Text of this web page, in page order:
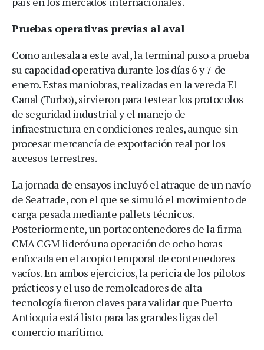
Pruebas operativas previas al aval
Como antesala a este aval, la terminal puso a prueba
su capacidad operativa durante los días 6 y 7 de
enero. Estas maniobras, realizadas en la vereda El
Canal (Turbo), sirvieron para testear los protocolos
de seguridad industrial y el manejo de
infraestructura en condiciones reales, aunque sin
procesar mercancía de exportación real por los
accesos terrestres.
La jornada de ensayos incluyó el atraque de un navío
de Seatrade, con el que se simuló el movimiento de
carga pesada mediante pallets técnicos.
Posteriormente, un portacontenedores de la firma
CMA CGM lideró una operación de ocho horas
enfocada en el acopio temporal de contenedores
vacíos. En ambos ejercicios, la pericia de los pilotos
prácticos y el uso de remolcadores de alta
tecnología fueron claves para validar que Puerto
Antioquia está listo para las grandes ligas del
comercio marítimo.